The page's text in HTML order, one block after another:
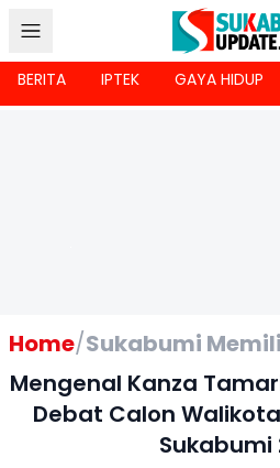
BERITA IPTEK GAYA HIDUP
Home/Sukabumi
Mengenal Kanza
Debat Calon
Sukabumi